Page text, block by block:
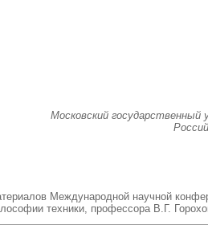
Московский
Международной научной
техники, профессора В.Г.